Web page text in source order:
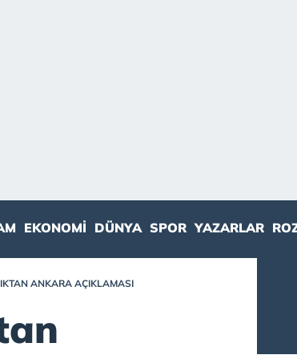
EKONOMI DÜNYA SPOR YAZARLAR
ANKARA AÇIKLAMASI